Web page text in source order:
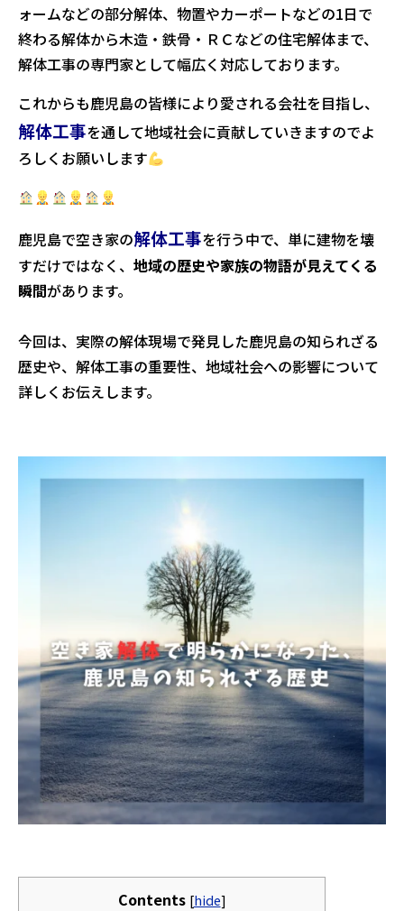
ォームなどの部分解体、物置やカーポートなどの1日で
終わる解体から木造・鉄骨・ＲＣなどの住宅解体まで、
解体工事の専門家として幅広く対応しております。
これからも鹿児島の皆様により愛される会社を目指し、
解体工事を通して地域社会に貢献していきますのでよ
ろしくお願いします
鹿児島で空き家の解体工事を行う中で、単に建物を壊
すだけではなく、 地域の歴史や家族の物語が見えてくる
瞬間があります。
今回は、実際の解体現場で発見した鹿児島の知られざる
歴史や、解体工事の重要性、地域社会への影響について
詳しくお伝えします。
Contents [hide]